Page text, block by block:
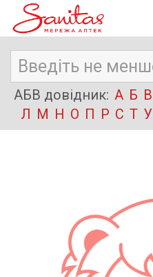
АБВ довідник: А Б В
Л М Н О П Р С Т У